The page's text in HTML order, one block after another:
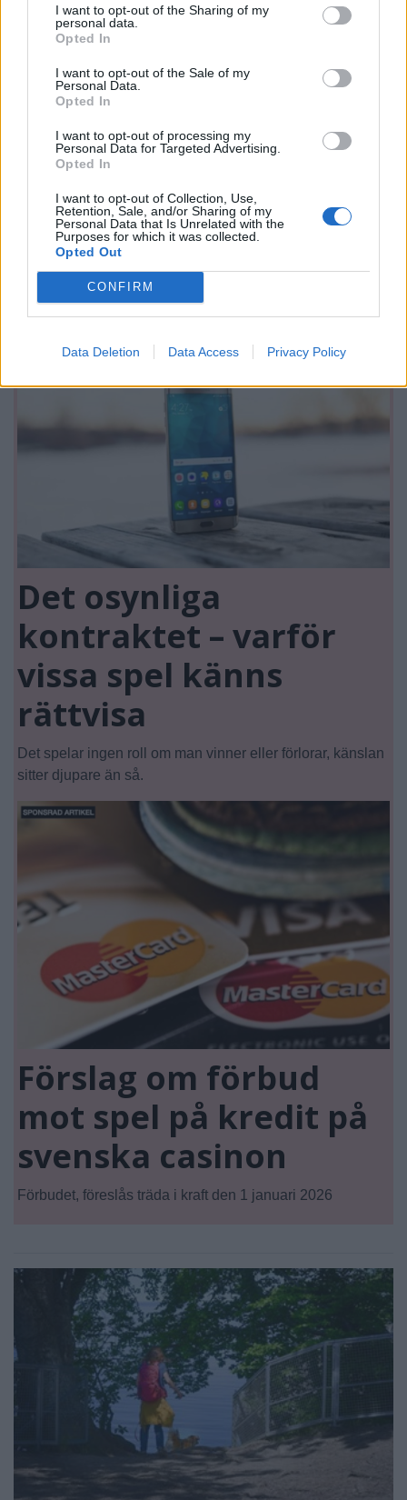
I want to opt-out of the Sharing of my
personal data.
Opted In
I want to opt-out of the Sale of my
Personal Data.
Opted In
I want to opt-out of processing my
Personal Data for Targeted Advertising.
Opted In
I want to opt-out of Collection, Use,
Retention, Sale, and/or Sharing of my
Personal Data that Is Unrelated with the
Purposes for which it was collected.
Opted Out
CONFIRM
Data Deletion Data Access Privacy Policy
Dolda pärlor och utflyktstips
Alla Lindas låtar
har en egen
historia
Nomaden från
Stjärnorp: "Jag
runt"
Det osynliga
kontraktet – varför
vissa spel känns
rättvisa
Det spelar ingen roll om man vinner eller förlorar, känslan
sitter djupare än så.
Förslag om förbud
mot spel på kredit på
svenska casinon
Förbudet, föreslås träda i kraft den 1 januari 2026